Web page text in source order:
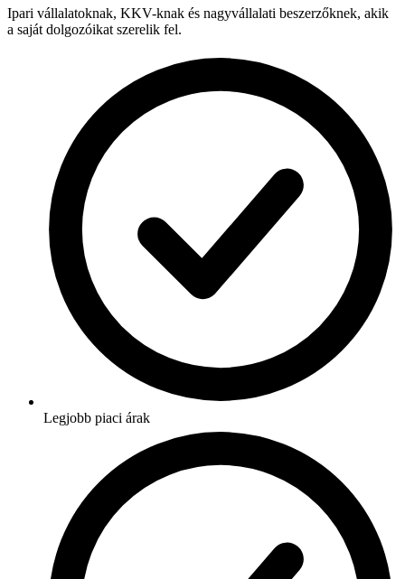
Ipari vállalatoknak, KKV-knak és nagyvállalati beszerzőknek, akik
a saját dolgozóikat szerelik fel.
Legjobb piaci árak